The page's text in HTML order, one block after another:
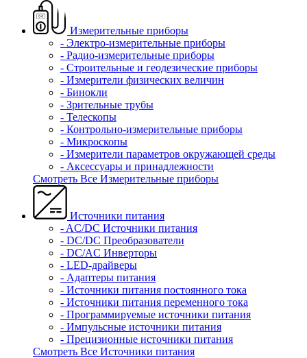
Измерительные приборы
- Электро-измерительные приборы
- Радио-измерительные приборы
- Строительные и геодезические приборы
- Измерители физических величин
- Бинокли
- Зрительные трубы
- Телескопы
- Контрольно-измерительные приборы
- Микроскопы
- Измерители параметров окружающей среды
- Аксессуары и принадлежности
Смотреть Все Измерительные приборы
Источники питания
- AC/DC Источники питания
- DC/DC Преобразователи
- DC/AC Инверторы
- LED-драйверы
- Адаптеры питания
- Источники питания постоянного тока
- Источники питания переменного тока
- Программируемые источники питания
- Импульсные источники питания
- Прецизионные источники питания
Смотреть Все Источники питания